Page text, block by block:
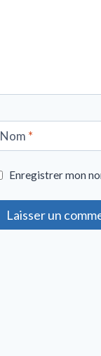
Nom *
Enregistrer mon